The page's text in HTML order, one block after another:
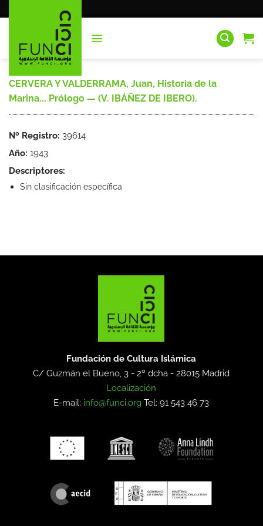
al
CERVERA Y VALDERRAMA, Juan, Historia de la
Marina... Prólogo — (V. IBÁÑEZ DE IBERO).
Nº Registro: 39614
Año: 1943
Descriptores:
Sin clasificación específica
Fundación de Cultura Islámica
C/ Guzmán el Bueno, 3 - 2º dcha -28015 Madrid
Localización
E-mail: info@funci.org Tel: 91 543 46 73